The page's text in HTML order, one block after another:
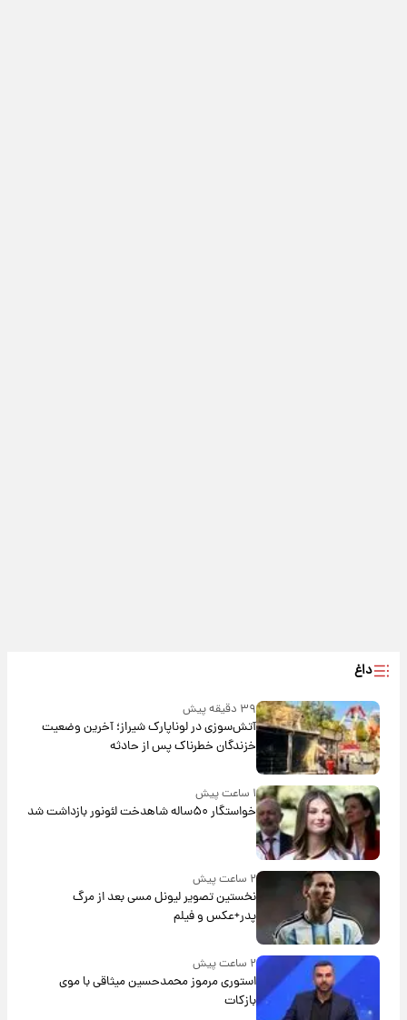
داغ
۳۹ دقیقه پیش
آتش‌سوزی در لوناپارک شیراز؛ آخرین وضعیت
خزندگان خطرناک پس از حادثه
۱ ساعت پیش
خواستگار ۵۰ساله شاهدخت لئونور بازداشت شد
۲ ساعت پیش
نخستین تصویر لیونل مسی بعد از مرگ
پدر+عکس و فیلم
۲ ساعت پیش
استوری مرموز محمدحسین میثاقی با موی
بازکات